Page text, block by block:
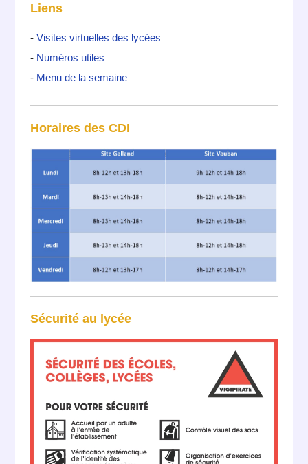
Liens
- Visites virtuelles des lycées
- Numéros utiles
- Menu de la semaine
Horaires des CDI
Sécurité au lycée